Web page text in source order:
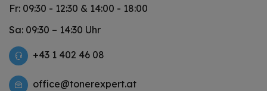
Fr: 09:30 - 12:30 & 14:00 - 18:00
Sa: 09:30 – 14:30 Uhr
+43 1 402 46 08
office@tonerexpert.at